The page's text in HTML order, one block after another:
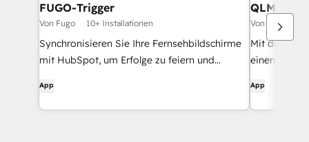
FUGO-Trigger
Von Fugo 10+ Installationen
Synchronisieren Sie Ihre Fernsehbildschirme
mit HubSpot, um Erfolge zu feiern und
App
QLM CRM
Von Soraco
Mit der
einem
CRM-Karte
Möglichkeit,
App